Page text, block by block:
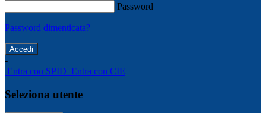
Password
Password dimenticata?
-
Entra con SPID Entra con CIE
Seleziona utente